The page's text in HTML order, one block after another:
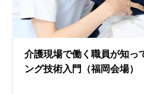
介護現場で働く職員が知っ
ング技術入門（福岡会場）